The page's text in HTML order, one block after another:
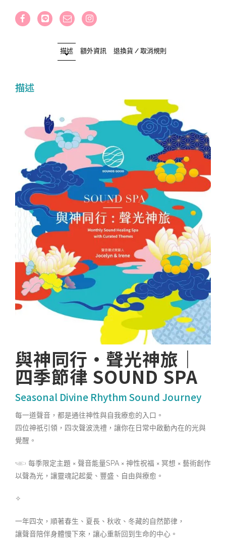
SPA
律
數
描述 額外資訊 退換貨 / 取消規則
描述
與神同行・聲光神旅｜
四季節律 SOUND SPA
Seasonal Divine Rhythm Sound Journey
每一道聲音，都是通往神性與自我療愈的入口。
四位神祇引領，四次聲波洗禮，讓你在日常中啟動內在的光與
覺醒。
𓂩 每季限定主題 × 聲音能量SPA × 神性祝福 × 冥想 × 藝術創作
以聲為光，讓靈魂記起愛、豐盛、自由與療愈。
✧
一年四次，順著春生、夏長、秋收、冬藏的自然節律，
讓聲音陪伴身體慢下來，讓心重新回到生命的中心。